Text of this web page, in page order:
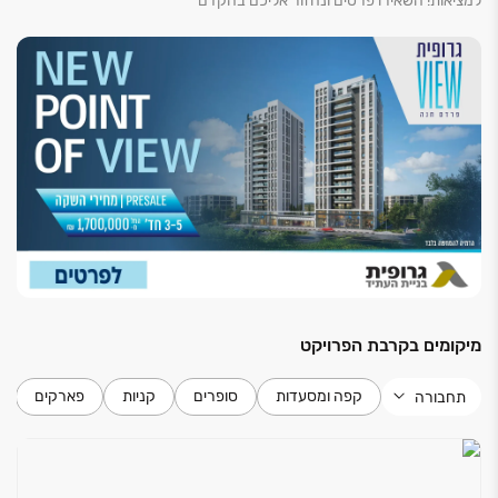
מיקומים בקרבת הפרויקט
תחבורה קפה ומסעדות סופרים קניות פארקים